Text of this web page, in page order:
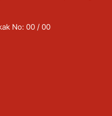
No: 00 / 00